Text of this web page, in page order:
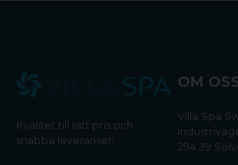
Kvalitet till rätt pris och
snabba leveranser!
OM
Villa Spa
294 39